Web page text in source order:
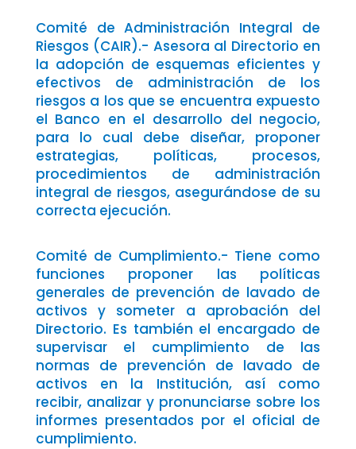
Comité de Administración Integral de
Riesgos (CAIR).- Asesora al Directorio en
la adopción de esquemas eficientes y
efectivos de administración de los
riesgos a los que se encuentra expuesto
el Banco en el desarrollo del negocio,
para lo cual debe diseñar, proponer
estrategias, políticas, procesos,
procedimientos de administración
integral de riesgos, asegurándose de su
correcta ejecución.
Comité de Cumplimiento.- Tiene como
funciones proponer las políticas
generales de prevención de lavado de
activos y someter a aprobación del
Directorio. Es también el encargado de
supervisar el cumplimiento de las
normas de prevención de lavado de
activos en la Institución, así como
recibir, analizar y pronunciarse sobre los
informes presentados por el oficial de
cumplimiento.